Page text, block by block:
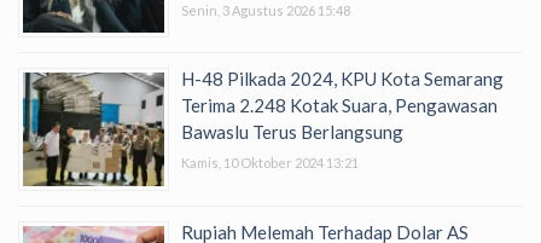
Senin, 3 Agustus 2026 15:48
H-48 Pilkada 2024, KPU Kota Semarang
Terima 2.248 Kotak Suara, Pengawasan
Bawaslu Terus Berlangsung
Kamis, 10 Oktober 2024 13:21
Rupiah Melemah Terhadap Dolar AS